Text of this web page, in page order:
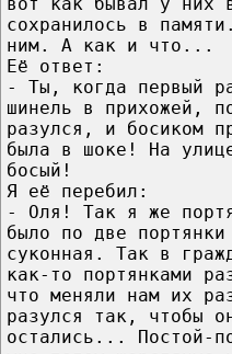
сохранилось в
ним. А как и что...
Её ответ:
- Ты, когда первый
шинель в прихожей,
разулся, и босиком
была в шоке! На
босый!
Я её перебил:
- Оля! Так я же
было по две
суконная. Так в
как-то портянками
что меняли нам их
разулся так, чтобы
остались... Постой-